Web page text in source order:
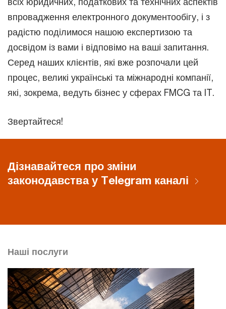
впровадження електронного документообігу, і з
радістю поділимося нашою експертизою та
досвідом із вами і відповімо на ваші запитання.
Серед наших клієнтів, які вже розпочали цей
процес, великі українські та міжнародні компанії,
які, зокрема, ведуть бізнес у сферах FMCG та IT.
Звертайтеся!
Дізнавайтеся про зміни
законодавства у Telegram каналі
Наші послуги